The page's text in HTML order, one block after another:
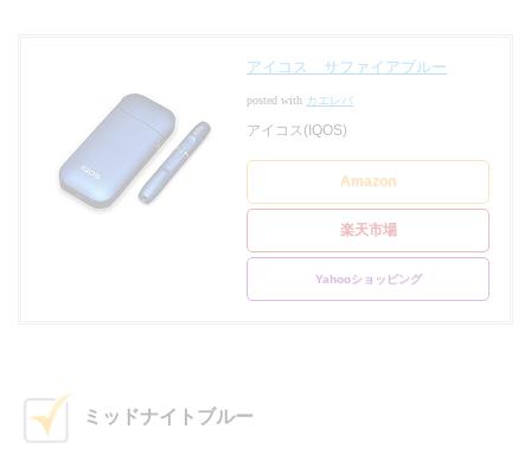
アイコス サファイアブルー
posted with カエレバ
アイコス(IQOS)
Amazon
楽天市場
Yahooショッピング
ミッドナイトブルー